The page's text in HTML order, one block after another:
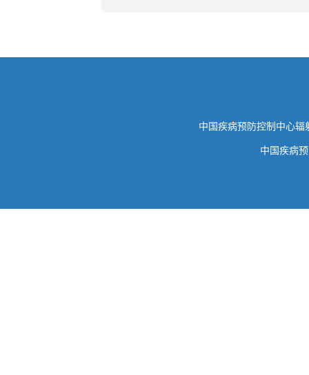
中国疾病预防控制中
中国疾病